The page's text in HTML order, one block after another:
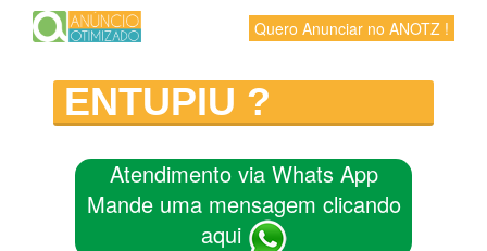
Quero Anunciar no ANOTZ !
ENTUPIU ?
Atendimento via Whats App
Mande uma mensagem clicando
aqui